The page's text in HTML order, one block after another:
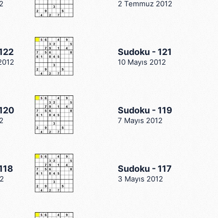
2 Temmuz 2012
Sudoku - 121
10 Mayıs 2012
Sudoku - 119
7 Mayıs 2012
Sudoku - 117
3 Mayıs 2012